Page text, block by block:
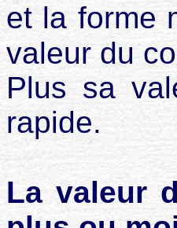
et la forme
valeur du
Plus sa
rapide.
La valeur